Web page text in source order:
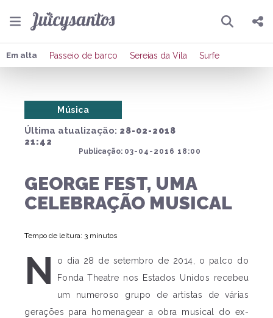
Pesquisar
Compartilhar
Em alta Passeio de barco Sereias da Vila Surfe
Última atualização: 28-02-2018
21:42
Publicação: 03-04-2016 18:00
Música
GEORGE FEST, UMA
CELEBRAÇÃO MUSICAL
Tempo de leitura: 3 minutos
N
o dia 28 de setembro de 2014, o palco do
Fonda Theatre nos Estados Unidos recebeu
um numeroso grupo de artistas de várias
gerações para homenagear a obra musical do ex-